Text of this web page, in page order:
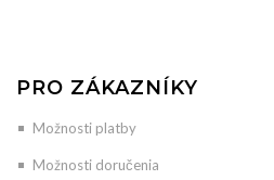
PRO ZÁKAZNÍKY
Možnosti platby
Možnosti doručenia